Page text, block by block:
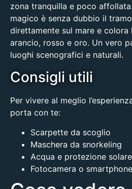
zona tranquilla e poco
magico è senza dubbio il
direttamente sul mare e
arancio, rosso e oro. Un vero
luoghi scenografici e naturali.
Consigli utili
Per vivere al meglio
porta con te:
Scarpette da scoglio
Maschera da snorkeling
Acqua e protezione
Fotocamera o